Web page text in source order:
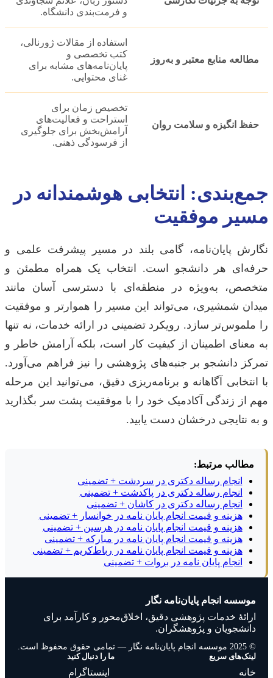
و فرمت‌بندی دانشگاه.
مطالعه منابع معتبر و به‌روز
استفاده از مقالات ژورنالی،
کتب تخصصی و
پایان‌نامه‌های مشابه برای
غنای محتوایی.
حفظ انگیزه و سلامت روان
تخصیص زمان برای
استراحت و فعالیت‌های
آرامش‌بخش برای جلوگیری
از فرسودگی ذهنی.
جمع‌بندی: انتخابی هوشمندانه در
مسیر موفقیت
نگارش پایان‌نامه، گامی بلند در مسیر پیشرفت علمی و
حرفه‌ای هر دانشجو است. انتخاب یک همراه مطمئن و
متخصص، به‌ویژه در منطقه‌ای با دسترسی آسان مانند
میدان شمشیری، می‌تواند این مسیر را هموارتر و موفقیت
را ملموس‌تر سازد. رویکرد تضمینی در ارائه خدمات، نه تنها
به معنای اطمینان از کیفیت کار است، بلکه آرامش خاطر و
تمرکز دانشجو بر جنبه‌های پژوهشی را نیز فراهم می‌آورد.
با انتخابی آگاهانه و برنامه‌ریزی دقیق، می‌توانید این مرحله
مهم از زندگی آکادمیک خود را با موفقیت پشت سر بگذارید
و به نتایجی درخشان دست یابید.
مطالب مرتبط:
انجام رساله دکتری در سردشت + تضمینی
انجام رساله دکتری در پاکدشت + تضمینی
انجام رساله دکتری در کاشان + تضمینی
هزینه و قیمت انجام پایان نامه در خوانسار + تضمینی
هزینه و قیمت انجام پایان نامه در هرسین + تضمینی
هزینه و قیمت انجام پایان نامه در مبارکه + تضمینی
هزینه و قیمت انجام پایان نامه در رباط‌کریم + تضمینی
انجام پایان نامه در بروات + تضمینی
موسسه انجام پایان‌نامه نگار
ارائهٔ خدمات پژوهشی دقیق، اخلاق‌محور و کارآمد برای
دانشجویان و پژوهشگران.
© 2025 موسسه انجام پایان‌نامه نگار — تمامی حقوق محفوظ است.
لینک‌های سریع
خانه
ما را دنبال کنید
اینستاگرام